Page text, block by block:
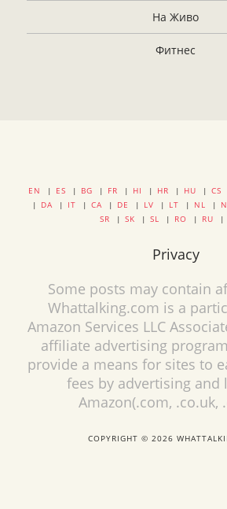
На Живо
Фитнес
EN | ES | BG | FR | HI | HR | HU | CS
| DA | IT | CA | DE | LV | LT | NL |
SR | SK | SL | RO | RU |
Privacy
Some posts may contain
Whattalking.com is a
Amazon Services LLC
affiliate advertising
provide a means for sites to
fees by advertising and
Amazon(.com, .co.uk,
COPYRIGHT © 2026